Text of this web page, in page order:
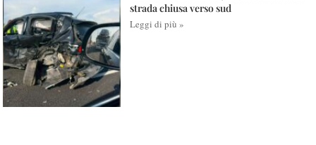
strada chiusa verso sud
Leggi di più »